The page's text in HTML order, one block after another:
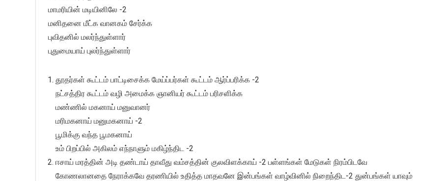
மாமரியின் மடியினிலே -2
மனிதனை மீட்க வானகம் சேர்க்க
புவிதனில் மலர்ந்துள்ளார்
புதுமையாய் புலர்ந்துள்ளார்
தூதர்கள் கூட்டம் பாட்டிசைக்க மேய்ப்பர்கள் கூட்டம் ஆர்ப்பரிக்க -2
நட்சத்திர கூட்டம் வழி அமைக்க ஞானியர் கூட்டம் பரிசளிக்க
மண்ணில் மகனாய் மனுவானர்
மரிமகனாய் மனுமகனாய் -2
பூமிக்கு வந்த பூமகனாய்
உம் பிறப்பில் அகிலம் எந்நாளும் மகிழ்ந்திட -2
ஈசாய் மரத்தின் அடி தண்டாய் தாவீது வம்சத்தின் குலவிளக்காய் -2 பள்ளங்கள் மேடுகள் நிரம்பிடவே
கோணலானதை நேராக்கவே தரணியில் உதித்த மாதவனே இன்பங்கள் வாழ்வினில் நிறைந்திட-2 துன்பங்கள் யாவும்